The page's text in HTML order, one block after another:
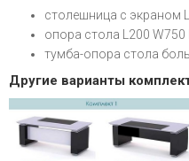
столешница с экраном
опора стола L200 W750
тумба-опора стола
Другие варианты